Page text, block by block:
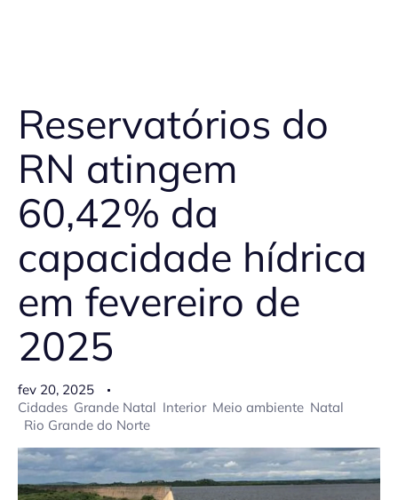
Reservatórios do
RN atingem
60,42% da
capacidade hídrica
em fevereiro de
2025
fev 20, 2025
Cidades Grande Natal Interior Meio ambiente Natal
Rio Grande do Norte